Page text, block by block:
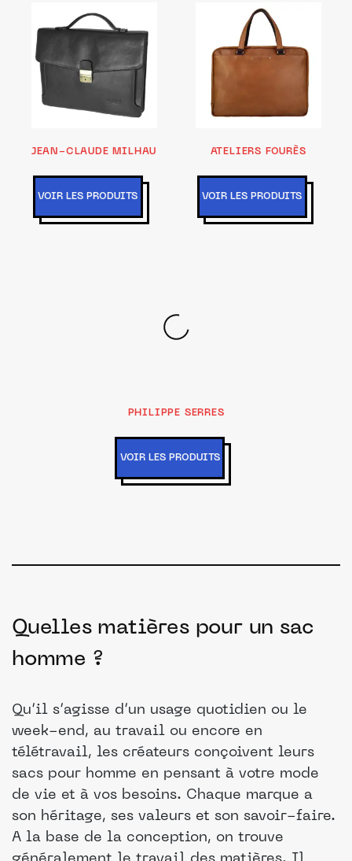
JEAN-CLAUDE MILHAU
VOIR LES PRODUITS
ATELIERS FOURÈS
VOIR LES PRODUITS
PHILIPPE SERRES
VOIR LES PRODUITS
Quelles matières pour un sac
homme ?
Qu’il s’agisse d’un usage quotidien ou le
week-end, au travail ou encore en
télétravail, les créateurs conçoivent leurs
sacs pour homme en pensant à votre mode
de vie et à vos besoins. Chaque marque a
son héritage, ses valeurs et son savoir-faire.
A la base de la conception, on trouve